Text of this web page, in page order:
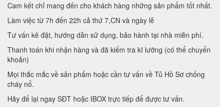
Cam kết chỉ mang đến cho khách hàng những sản phẩm tốt nhất.
Làm việc từ 7h đến 22h cả thứ 7,CN và ngày lễ
Tư vấn kê đặt, hướng dẫn sử dụng, bảo hành tại nhà miễn phí.
Thanh toán khi nhận hàng và đã kiểm tra kĩ lưỡng (có thể chuyển
khoản)
Mọi thắc mắc về sản phẩm hoặc cần tư vấn về Tủ Hồ Sơ chống
cháy nổ.
Hãy để lại ngay SĐT hoặc IBOX trực tiếp để được tư vấn.